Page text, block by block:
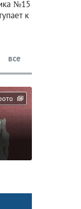
№15
к
все